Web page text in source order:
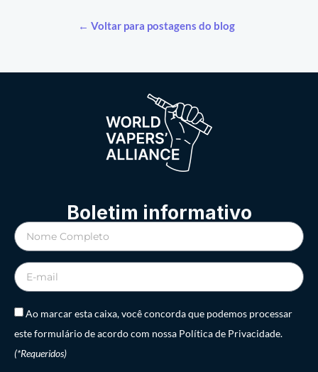
← Voltar para postagens do blog
Boletim informativo
Ao marcar esta caixa, você concorda que podemos processar
este formulário de acordo com nossa Política de Privacidade.
(*Requeridos)